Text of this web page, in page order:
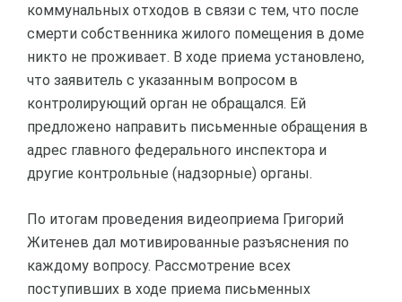
коммунальных отходов в связи с тем, что после
смерти собственника жилого помещения в доме
никто не проживает. В ходе приема установлено,
что заявитель с указанным вопросом в
контролирующий орган не обращался. Ей
предложено направить письменные обращения в
адрес главного федерального инспектора и
другие контрольные (надзорные) органы.
По итогам проведения видеоприема Григорий
Житенев дал мотивированные разъяснения по
каждому вопросу. Рассмотрение всех
поступивших в ходе приема письменных